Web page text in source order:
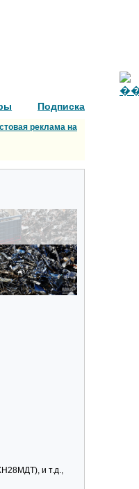
Подписка
реклама на
и т.д.,